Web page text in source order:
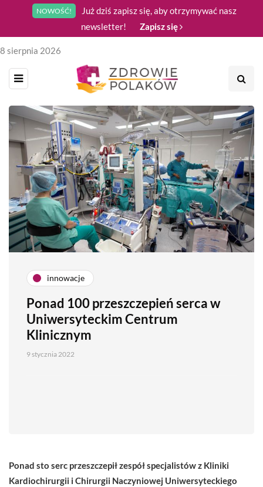
NOWOŚĆ!
Już dziś zapisz się, aby otrzymywać nasz
newsletter!
Zapisz się
8 sierpnia 2026
innowacje
Ponad 100 przeszczepień serca w
Uniwersyteckim Centrum
Klinicznym
9 stycznia 2022
Ponad sto serc przeszczepił zespół specjalistów z Kliniki
Kardiochirurgii i Chirurgii Naczyniowej Uniwersyteckiego